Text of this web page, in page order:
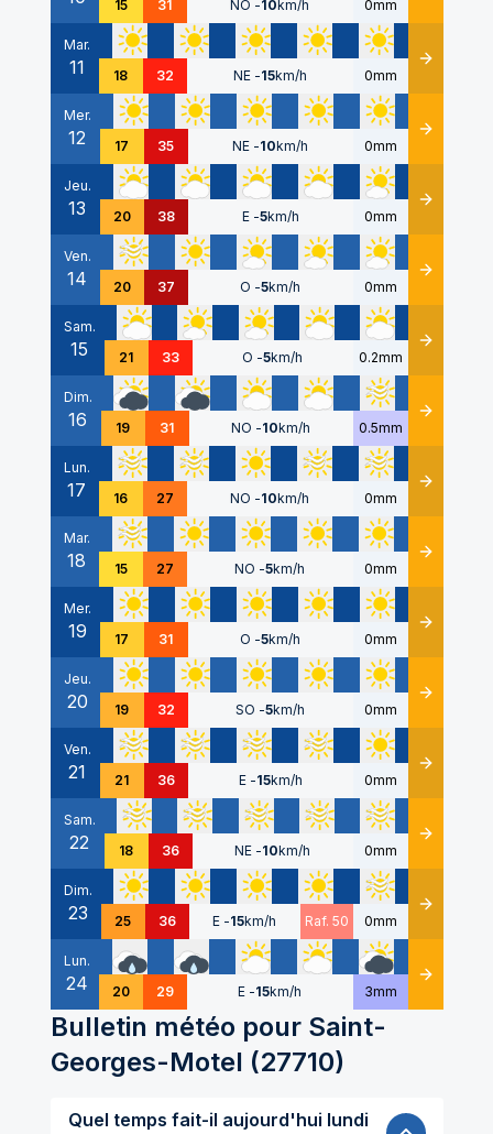
15 31 NO -10km/h 0mm
Mar.
11 18 32 NE -15km/h 0mm Détails
Mer.
12 17 35 NE -10km/h 0mm Détails
Jeu.
13 20 38 E -5km/h 0mm Détails
Ven.
14 20 37 O -5km/h 0mm Détails
Sam.
15 21 33 O -5km/h 0.2mm Détails
Dim.
16 19 31 NO -10km/h 0.5mm Détails
Lun.
17 16 27 NO -10km/h 0mm Détails
Mar.
18 15 27 NO -5km/h 0mm Détails
Mer.
19 17 31 O -5km/h 0mm Détails
Jeu.
20 19 32 SO -5km/h 0mm Détails
Ven.
21 21 36 E -15km/h 0mm Détails
Sam.
22 18 36 NE -10km/h 0mm Détails
Dim.
23 25 36 E -15km/h Raf. 50 0mm Détails
Lun.
24 20 29 E -15km/h 3mm Détails
Bulletin météo pour Saint-
Georges-Motel (27710)
Quel temps fait-il aujourd'hui lundi